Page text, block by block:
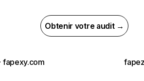
Obtenir votre audit →
fapexy.com